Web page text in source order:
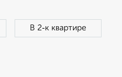
В 2‑к квартире